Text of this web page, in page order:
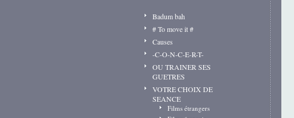
Badum bah
# To move it #
Causes
-C-O-N-C-E-R-T-
OU TRAINER SES
GUETRES
VOTRE CHOIX DE
SEANCE
Films étrangers